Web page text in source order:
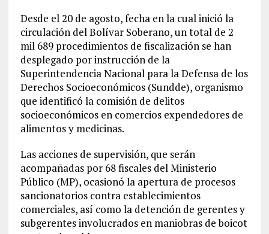
Desde el 20 de agosto, fecha en la cual inició la
circulación del Bolívar Soberano, un total de 2
mil 689 procedimientos de fiscalización se han
desplegado por instrucción de la
Superintendencia Nacional para la Defensa de los
Derechos Socioeconómicos (Sundde), organismo
que identificó la comisión de delitos
socioeconómicos en comercios expendedores de
alimentos y medicinas.
Las acciones de supervisión, que serán
acompañadas por 68 fiscales del Ministerio
Público (MP), ocasionó la apertura de procesos
sancionatorios contra establecimientos
comerciales, así como la detención de gerentes y
subgerentes involucrados en maniobras de boicot